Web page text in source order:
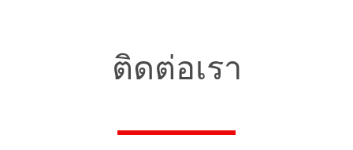
ติดต่อเรา